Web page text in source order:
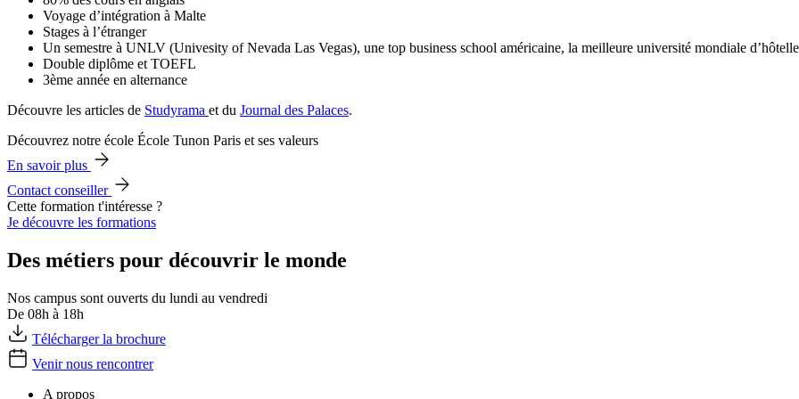
Voyage d’intégration à Malte
Stages à l’étranger
Un semestre à UNLV (Univesity of Nevada Las Vegas), une top business school américaine, la meilleure université mondiale
Double diplôme et TOEFL
3ème année en alternance
Découvre les articles de Studyrama et du Journal des Palaces.
Découvrez notre école École Tunon Paris et ses valeurs
En savoir plus
Contact conseiller
Cette formation t'intéresse ?
Je découvre les formations
Des métiers pour découvrir le monde
Nos campus sont ouverts du lundi au vendredi
De 08h à 18h
Télécharger la brochure
Venir nous rencontrer
A propos